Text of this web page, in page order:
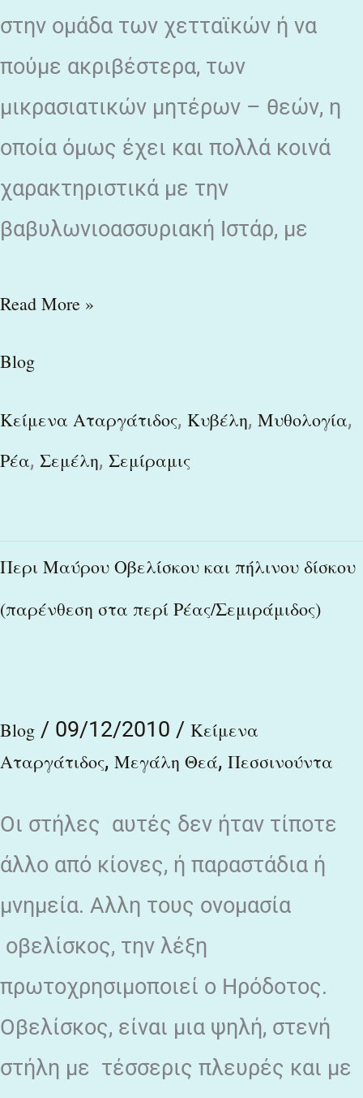
στην ομάδα των χετταϊκών ή να
πούμε ακριβέστερα, των
μικρασιατικών μητέρων – θεών, η
οποία όμως έχει και πολλά κοινά
χαρακτηριστικά με την
βαβυλωνιοασσυριακή Ιστάρ, με
Read More »
Blog
Κείμενα Αταργάτιδος, Κυβέλη, Μυθολογία,
Ρέα, Σεμέλη, Σεμίραμις
Περι Μαύρου Οβελίσκου και πήλινου δίσκου
(παρένθεση στα περί Ρέας/Σεμιράμιδος)
Blog / 09/12/2010 / Κείμενα
Αταργάτιδος, Μεγάλη Θεά, Πεσσινούντα
Oι στήλες αυτές δεν ήταν τίποτε
άλλο από κίονες, ή παραστάδια ή
μνημεία. Αλλη τους ονομασία
οβελίσκος, την λέξη
πρωτοχρησιμοποιεί ο Ηρόδοτος.
Οβελίσκος, είναι μια ψηλή, στενή
στήλη με τέσσερις πλευρές και με
Περι
Οβελίσκου
δίσκου
(παρένθεση
περί
Ρέας/